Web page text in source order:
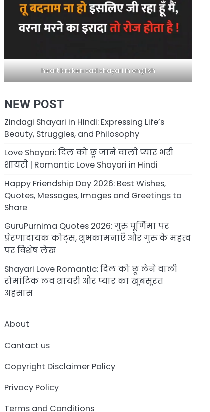
heart broken sad shayari in english
NEW POST
Zindagi Shayari in Hindi: Expressing Life’s
Beauty, Struggles, and Philosophy
Love Shayari: दिल को छू जाने वाली प्यार भरी
शायरी | Romantic Love Shayari in Hindi
Happy Friendship Day 2026: Best Wishes,
Quotes, Messages, Images and Greetings to
Share
GuruPurnima Quotes 2026: गुरु पूर्णिमा पर
प्रेरणादायक कोट्स, शुभकामनाएँ और गुरु के महत्व
पर विशेष लेख
Shayari Love Romantic: दिल को छू लेने वाली
रोमांटिक लव शायरी और प्यार का खूबसूरत
अहसास
About
Cantact us
Copyright Disclaimer Policy
Privacy Policy
Terms and Conditions